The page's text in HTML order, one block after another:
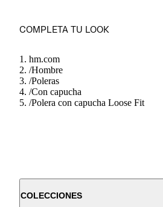
COMPLETA TU LOOK
hm.com
/Hombre
/Poleras
/Con capucha
/Polera con capucha Loose Fit
COLECCIONES